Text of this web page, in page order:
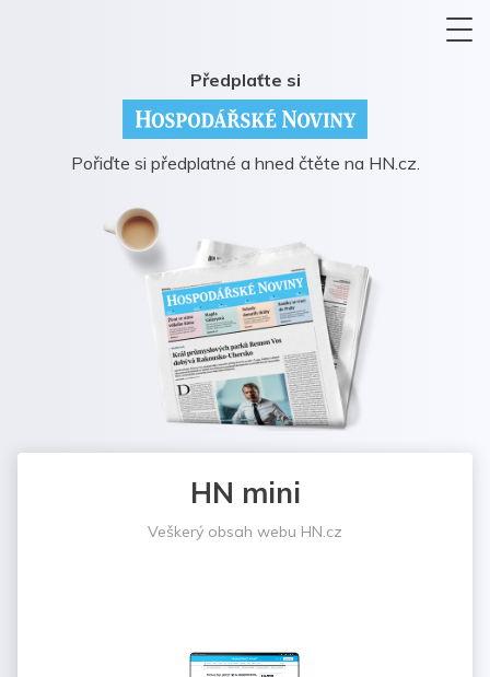
Předplaťte si
Pořiďte si předplatné a hned čtěte na HN.cz.
HN mini
Veškerý obsah webu HN.cz